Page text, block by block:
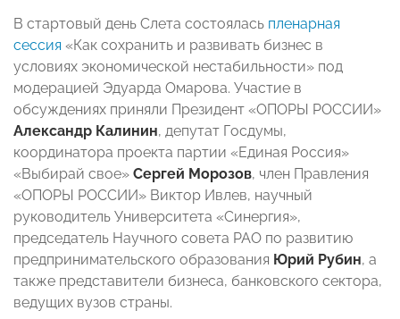
В стартовый день Слета состоялась пленарная
сессия «Как сохранить и развивать бизнес в
условиях экономической нестабильности» под
модерацией Эдуарда Омарова. Участие в
обсуждениях приняли Президент «ОПОРЫ РОССИИ»
Александр Калинин, депутат Госдумы,
координатора проекта партии «Единая Россия»
«Выбирай свое» Сергей Морозов, член Правления
«ОПОРЫ РОССИИ» Виктор Ивлев, научный
руководитель Университета «Синергия»,
председатель Научного совета РАО по развитию
предпринимательского образования Юрий Рубин, а
также представители бизнеса, банковского сектора,
ведущих вузов страны.